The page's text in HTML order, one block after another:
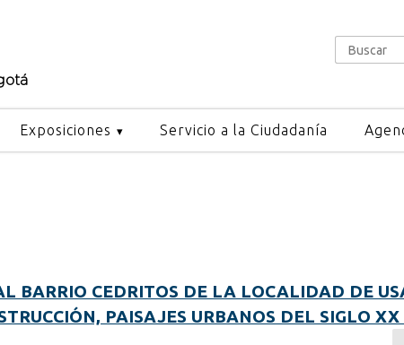
Buscar
Exposiciones Servicio a la Ciudadanía
BARRIO CEDRITOS DE LA LOCALIDAD DE
PAISAJES URBANOS DEL SIGLO XX